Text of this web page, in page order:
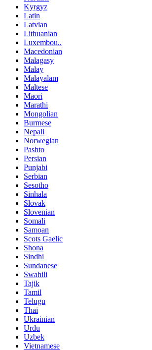
Kyrgyz
Latin
Latvian
Lithuanian
Luxembou..
Macedonian
Malagasy
Malay
Malayalam
Maltese
Maori
Marathi
Mongolian
Burmese
Nepali
Norwegian
Pashto
Persian
Punjabi
Serbian
Sesotho
Sinhala
Slovak
Slovenian
Somali
Samoan
Scots Gaelic
Shona
Sindhi
Sundanese
Swahili
Tajik
Tamil
Telugu
Thai
Ukrainian
Urdu
Uzbek
Vietnamese